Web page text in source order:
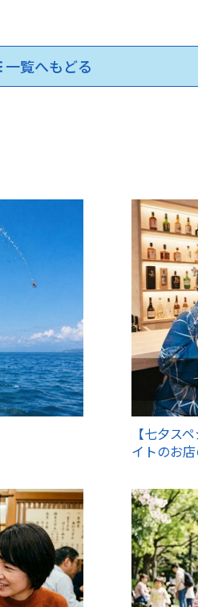
一覧へもどる
【七夕ス
イトのお